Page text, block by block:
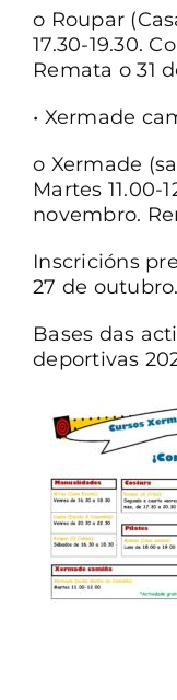
o Roupar
17.30-19.30.
Remata o 31
• Xermade
o Xermade
Martes 11.00-
novembro.
Inscricións
27 de outubro.
Bases das
deportivas